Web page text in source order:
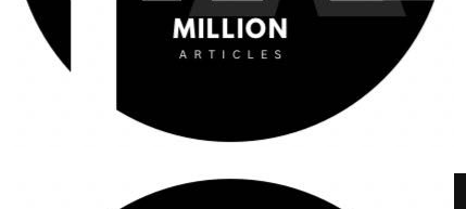
Million Articles